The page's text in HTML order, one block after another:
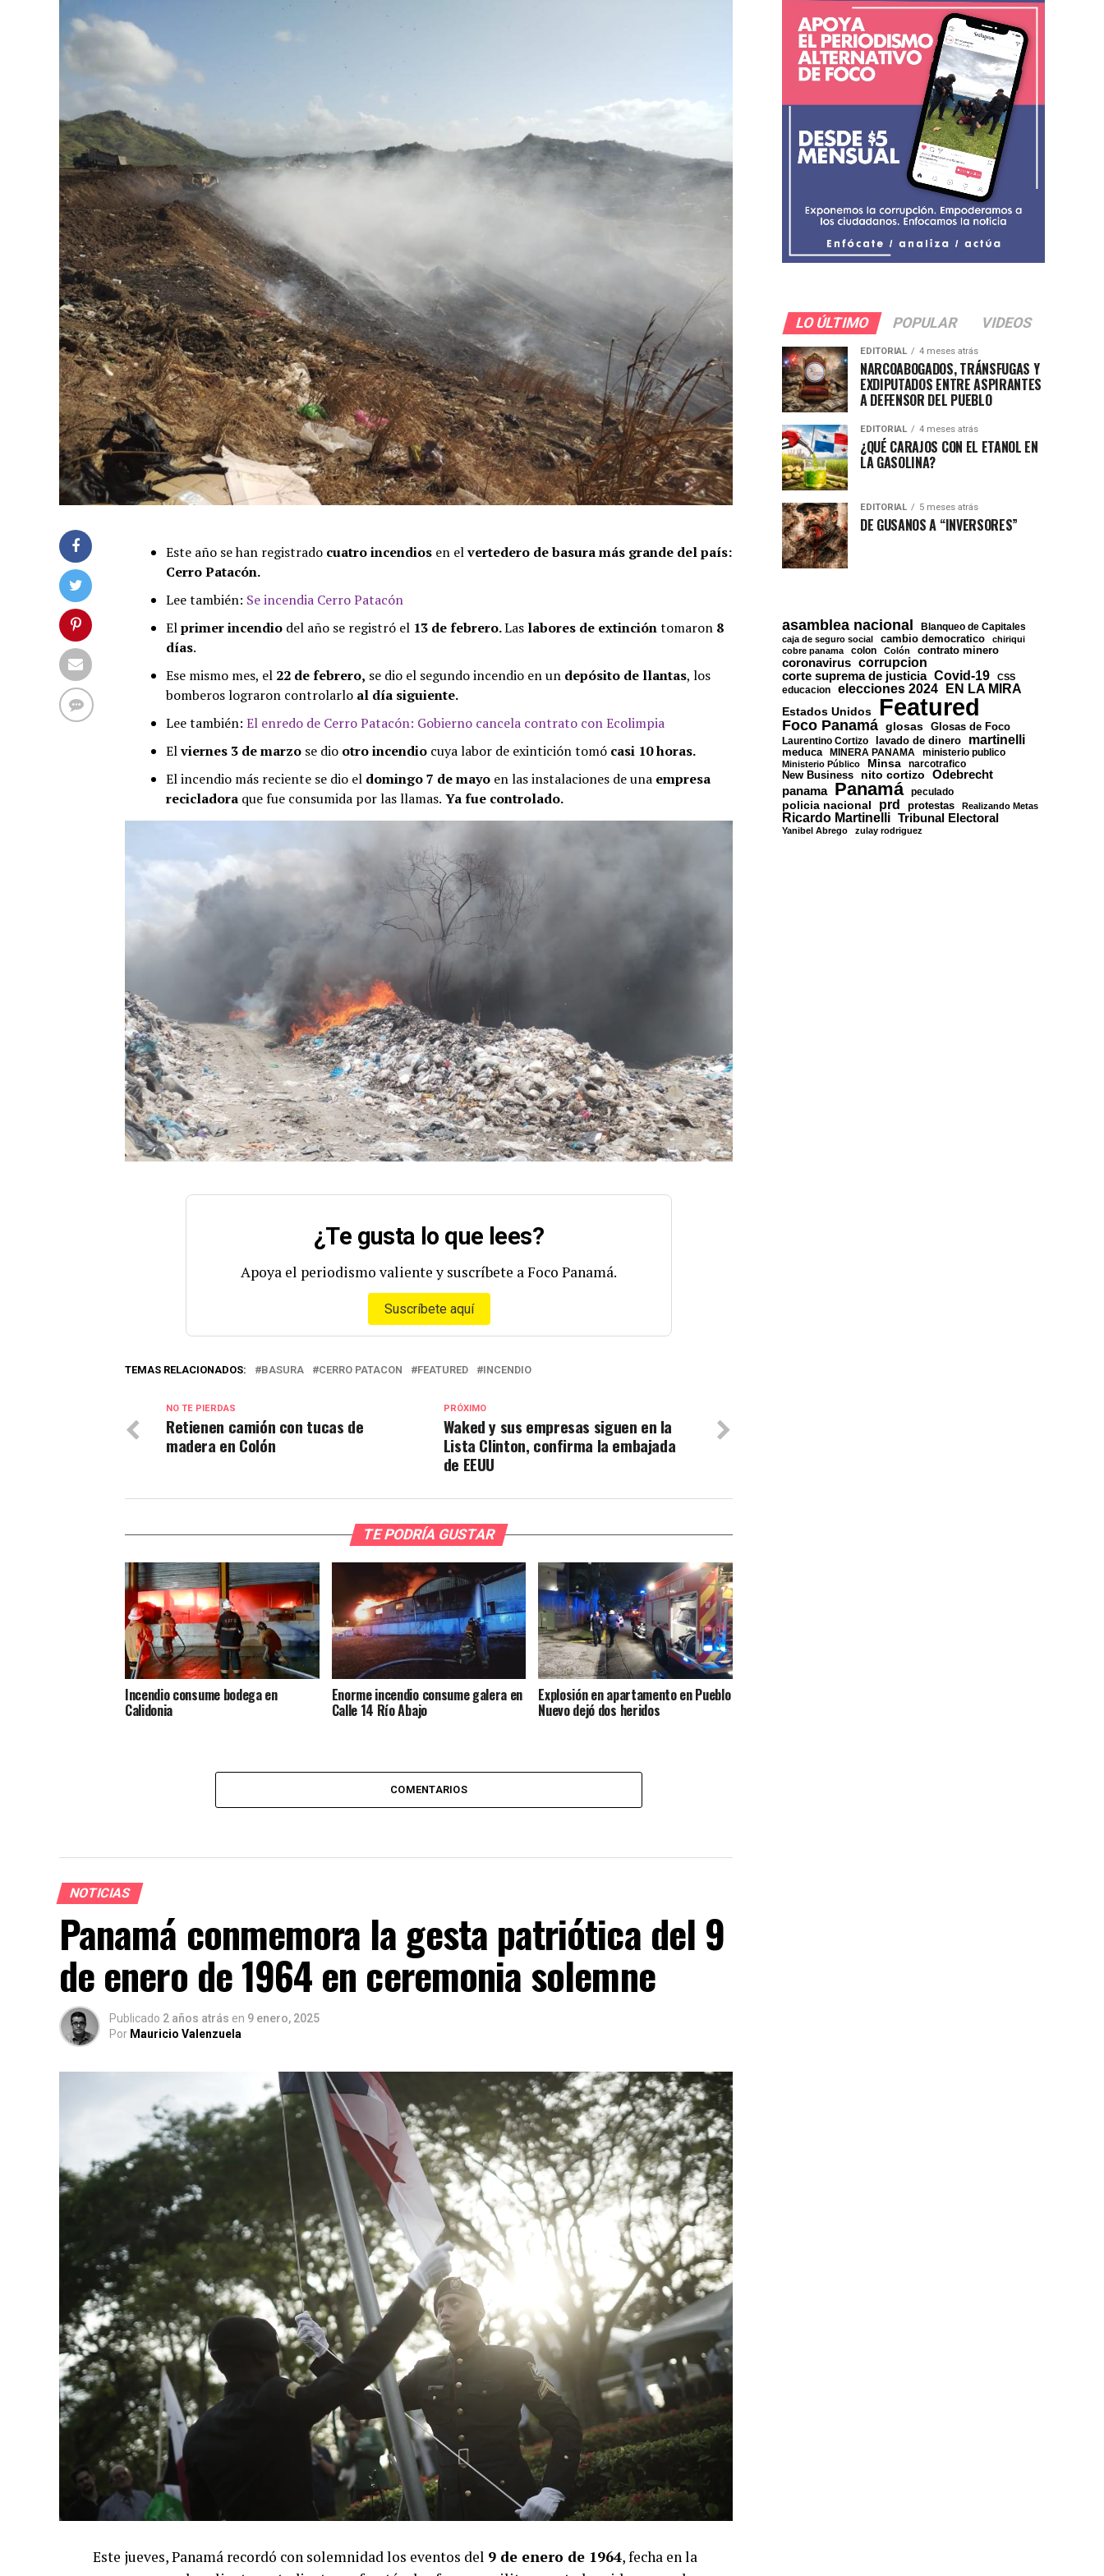
Este año se han registrado cuatro incendios en elvertedero de basura más grande del país:
Cerro Patacón.
Lee también: Se incendia Cerro Patacón
Elprimer incendio del año se registró el 13 de febrero.Las labores de extincióntomaron 8
días.
Ese mismo mes, el 22 de febrero, se dio el segundo incendio en un depósito de llantas, los
bomberos lograron controlarlo al día siguiente.
Lee también: El enredo de Cerro Patacón: Gobierno cancela contrato con Ecolimpia
Elviernes 3 de marzo se dio otro incendio cuya labor de exintición tomó casi 10 horas.
El incendio más reciente se dio el domingo 7 de mayo en las instalaciones de una empresa
recicladora que fue consumida por las llamas. Ya fue controlado.
¿Te gusta lo que lees?
Apoya el periodismo valiente y suscríbete a Foco Panamá.
Suscríbete aquí
TEMAS RELACIONADOS: BASURA CERRO PATACON FEATURED INCENDIO
PRÓXIMO
Waked y sus empresas siguen en la
Lista Clinton, confirma la embajada
de EEUU
NO TE PIERDAS
Retienen camión con tucas de
madera en Colón
TE PODRÍA GUSTAR
Incendio consume bodega en
Calidonia
Enorme incendio consume galera en
Calle 14 Río Abajo
Explosión en apartamento en Pueblo
Nuevo dejó dos heridos
COMENTARIOS
NOTICIAS
Panamá conmemora la gesta patriótica del 9
de enero de 1964 en ceremonia solemne
Publicado 2 años atrás en 9 enero, 2025
Por Mauricio Valenzuela
Este jueves, Panamá recordó con solemnidad los eventos del 9 de enero de 1964, fecha en la
LO ÚLTIMO POPULAR VIDEOS
EDITORIAL 4 meses atrás
NARCOABOGADOS, TRÁNSFUGAS Y
EXDIPUTADOS ENTRE ASPIRANTES
A DEFENSOR DEL PUEBLO
EDITORIAL 4 meses atrás
¿QUÉ CARAJOS CON EL ETANOL EN
LA GASOLINA?
EDITORIAL 5 meses atrás
DE GUSANOS A “INVERSORES”
asamblea nacional Blanqueo de Capitales
caja de seguro social cambio democratico
chiriqui
cobre panama
colon Colón contrato minero
coronavirus corrupcion
corte suprema de justicia Covid-19 CSS
educacion elecciones 2024 EN LA MIRA
Estados Unidos Featured
Foco Panamá glosas Glosas de Foco
Laurentino Cortizo lavado de dinero martinelli
meduca MINERA PANAMA ministerio publico
Ministerio Público Minsa
narcotrafico
New Business
nito cortizo Odebrecht
panama Panamá peculado
policia nacional prd protestas Realizando Metas
Ricardo Martinelli Tribunal Electoral
Yanibel Abrego zulay rodriguez